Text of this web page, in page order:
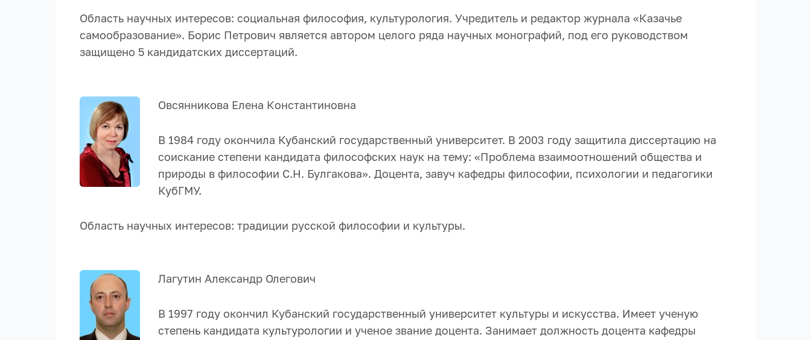
Область научных интересов: социальная философия, культурология. Учредитель и редактор журнала «Казачье
самообразование». Борис Петрович является автором целого ряда научных монографий, под его руководством
защищено 5 кандидатских диссертаций.
Овсянникова Елена Константиновна
В 1984 году окончила Кубанский государственный университет. В 2003 году защитила диссертацию на
соискание степени кандидата философских наук на тему: «Проблема взаимоотношений общества и
природы в философии С.Н. Булгакова». Доцента, завуч кафедры философии, психологии и педагогики
КубГМУ.
Область научных интересов: традиции русской философии и культуры.
Лагутин Александр Олегович
В 1997 году окончил Кубанский государственный университет культуры и искусства. Имеет ученую
степень кандидата культурологии и ученое звание доцента. Занимает должность доцента кафедры